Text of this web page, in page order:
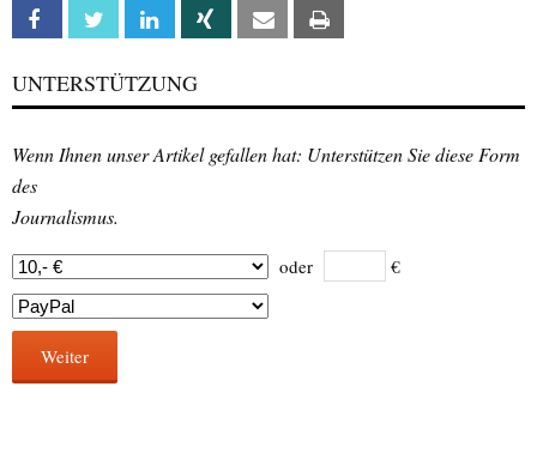
Facebook Twitter Linkedin Xing Email
UNTERSTÜTZUNG
Wenn Ihnen unser Artikel gefallen hat: Unterstützen Sie diese Form
des
Journalismus.
oder €
Weiter